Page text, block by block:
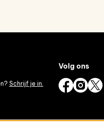
Schrijf je in.
Volg ons